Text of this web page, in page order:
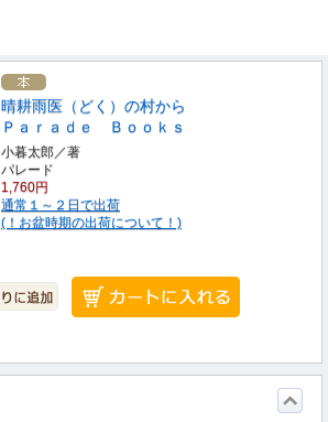
晴耕雨医（どく）の村から
Ｐａｒａｄｅ Ｂｏｏｋｓ
小暮太郎／著
パレード
1,760円
通常１～２日で出荷
(！お盆時期の出荷について！)